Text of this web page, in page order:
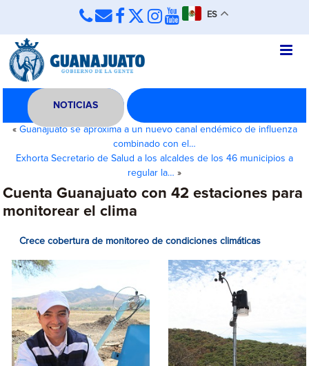
ES
NOTICIAS
« Guanajuato se aproxima a un nuevo canal endémico de influenza
combinado con el…
Exhorta Secretario de Salud a los alcaldes de los 46 municipios a
regular la… »
Cuenta Guanajuato con 42 estaciones para
monitorear el clima
Crece cobertura de monitoreo de condiciones climáticas